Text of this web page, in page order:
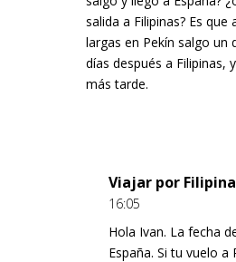
salida a Filipinas? Es que
largas en Pekín salgo un
días después a Filipinas,
más tarde.
Viajar por
16:05
Hola Ivan. La fecha
España. Si tu vuelo a